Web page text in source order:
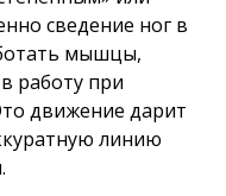
сведение ног в
мышцы,
работу при
движение дарит
линию